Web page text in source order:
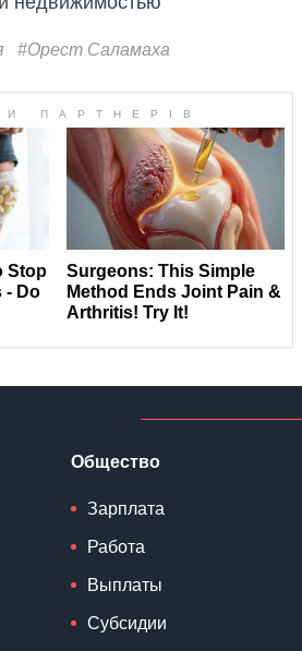
#Орест Саламаха
Общество
Зарплата
Работа
Выплаты
Субсидии